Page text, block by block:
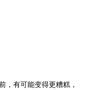
，有可能变得更糟糕，